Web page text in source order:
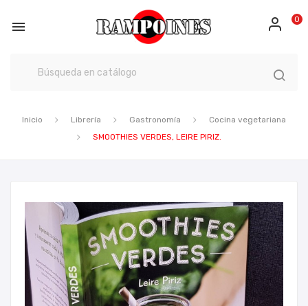
 0
Inicio Librería Gastronomía
Cocina vegetariana
SMOOTHIES VERDES, LEIRE PIRIZ.